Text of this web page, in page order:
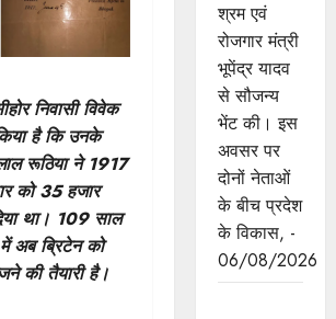
निवासी विवेक
है कि उनके
रूठिया ने 1917
को 35 हजार
था। 109 साल
अब ब्रिटेन को
की तैयारी है।
श्रम एवं
रोजगार मंत्री
भूपेंद्र यादव
से सौजन्य
भेंट की। इस
अवसर पर
दोनों नेताओं
के बीच प्रदेश
के विकास, -
06/08/2026